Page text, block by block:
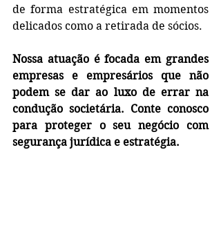
de forma estratégica em momentos
delicados como a retirada de sócios.
Nossa atuação é focada em grandes
empresas e empresários que não
podem se dar ao luxo de errar na
condução societária. Conte conosco
para proteger o seu negócio com
segurança jurídica e estratégia.